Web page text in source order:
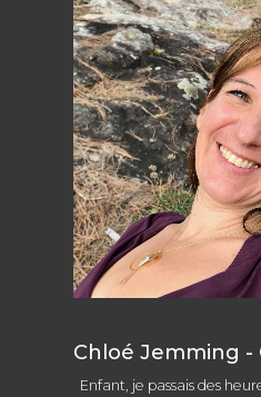
Chloé Jemming
Enfant, je passais des